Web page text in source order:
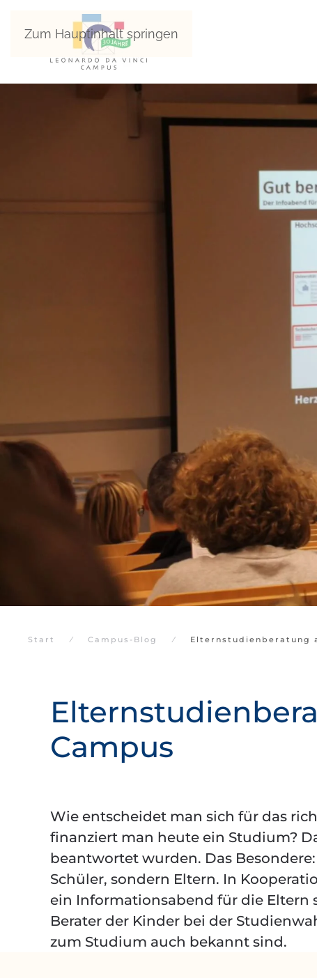
Zum Hauptinhalt springen
Start Campus-Blog Elternstudienberatung
Campus
Wie entscheidet man sich für das
finanziert man heute ein Studium?
beantwortet wurden. Das
Schüler, sondern Eltern. In
ein Informationsabend für die
Berater der Kinder bei der
zum Studium auch bekannt sind.